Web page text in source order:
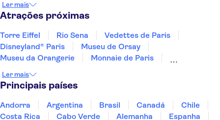
Tours
Deauville
Ler mais
Atrações próximas
Torre Eiffel Rio Sena
Vedettes de Paris
Disneyland® Paris
Museu de Orsay
Museu da Orangerie
Monnaie de Paris
A Sainte Chapelle e a Conciergerie
Vale do Loire e Castelos
Parque Astérix
Place du Trocadéro Ópera Garnier
Ler mais
Principais países
Andorra Argentina Brasil Canadá
Chile
Costa Rica
Cabo Verde Alemanha
Espanha